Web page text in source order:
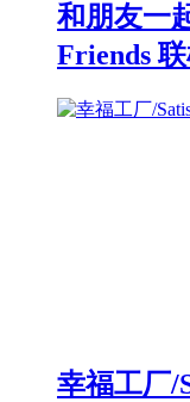
和朋友一
Friends 联
幸福工厂/